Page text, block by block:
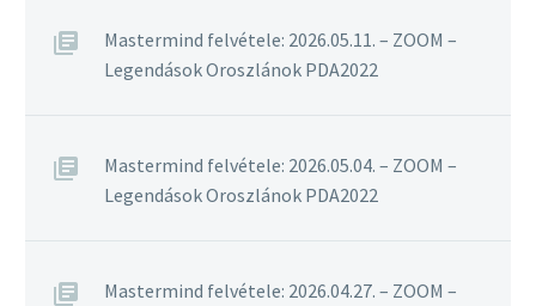
Mastermind felvétele: 2026.05.11. – ZOOM –
Legendások Oroszlánok PDA2022
Mastermind felvétele: 2026.05.04. – ZOOM –
Legendások Oroszlánok PDA2022
Mastermind felvétele: 2026.04.27. – ZOOM –